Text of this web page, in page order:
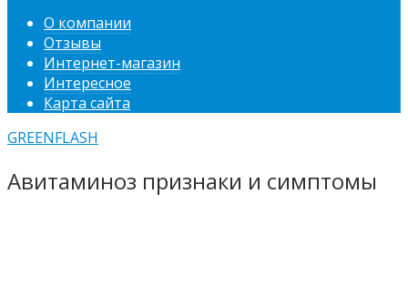
О компании
Отзывы
Интернет-магазин
Интересное
Карта сайта
GREENFLASH
Авитаминоз признаки и симптомы